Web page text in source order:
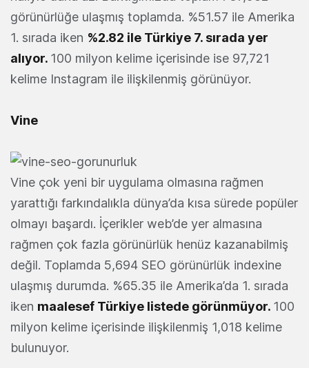
görünürlüğe ulaşmış toplamda. %51.57 ile Amerika
1. sırada iken %2.82 ile Türkiye 7. sırada yer
alıyor. 100 milyon kelime içerisinde ise 97,721
kelime Instagram ile ilişkilenmiş görünüyor.
Vine
Vine çok yeni bir uygulama olmasına rağmen
yarattığı farkındalıkla dünya’da kısa sürede popüler
olmayı başardı. İçerikler web’de yer almasına
rağmen çok fazla görünürlük henüz kazanabilmiş
değil. Toplamda 5,694 SEO görünürlük indexine
ulaşmış durumda. %65.35 ile Amerika’da 1. sırada
iken maalesef Türkiye listede görünmüyor. 100
milyon kelime içerisinde ilişkilenmiş 1,018 kelime
bulunuyor.